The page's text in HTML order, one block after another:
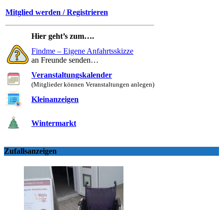
Mitglied werden / Registrieren
Hier geht’s zum….
Findme – Eigene Anfahrtsskizze
an Freunde senden…
Veranstaltungskalender
(Mitglieder können Veranstaltungen anlegen)
Kleinanzeigen
Wintermarkt
Zufallsanzeigen